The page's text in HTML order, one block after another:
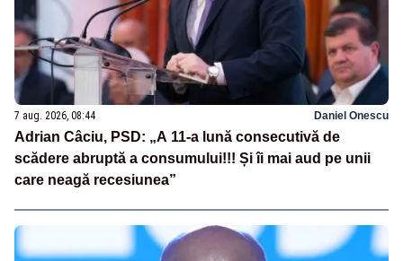
7 aug. 2026, 08:44 Daniel Onescu
Adrian Câciu, PSD: „A 11-a lună consecutivă de
scădere abruptă a consumului!!! Și îi mai aud pe unii
care neagă recesiunea”